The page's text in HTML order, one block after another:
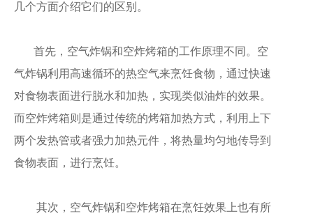
几个方面介绍它们的区别。
首先，空气炸锅和空炸烤箱的工作原理不同。空
气炸锅利用高速循环的热空气来烹饪食物，通过快速
对食物表面进行脱水和加热，实现类似油炸的效果。
而空炸烤箱则是通过传统的烤箱加热方式，利用上下
两个发热管或者强力加热元件，将热量均匀地传导到
食物表面，进行烹饪。
其次，空气炸锅和空炸烤箱在烹饪效果上也有所